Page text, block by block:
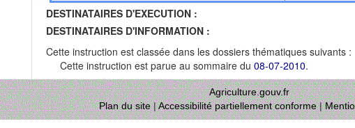
DESTINATAIRES D'EXECUTION :
DESTINATAIRES D'INFORMATION :
Cette instruction est classée dans les dossiers thématiques suivants :
Cette instruction est parue au sommaire du 08-07-2010.
Agriculture.gouv.fr
Plan du site|Accessibilité partiellement conforme|